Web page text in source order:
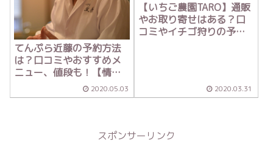
てんぷら近藤の予約方法
は？口コミやおすすめメ
ニュー、値段も！【情熱
2020.05.03
【いちご農園TARO】通販
やお取り寄せはある？口
コミやイチゴ狩りの予約
2020.03.31
スポンサーリンク